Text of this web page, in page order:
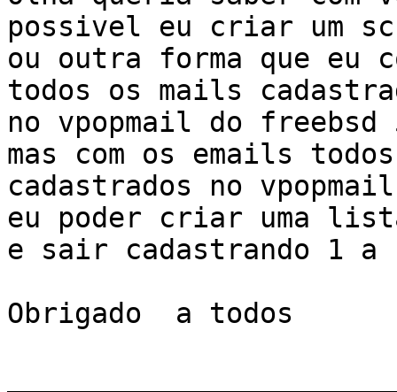
possivel eu criar um
ou outra forma que eu
todos os mails
no vpopmail do
mas com os emails todos
cadastrados no
eu poder criar uma
e sair cadastrando 1
Obrigado  a todos